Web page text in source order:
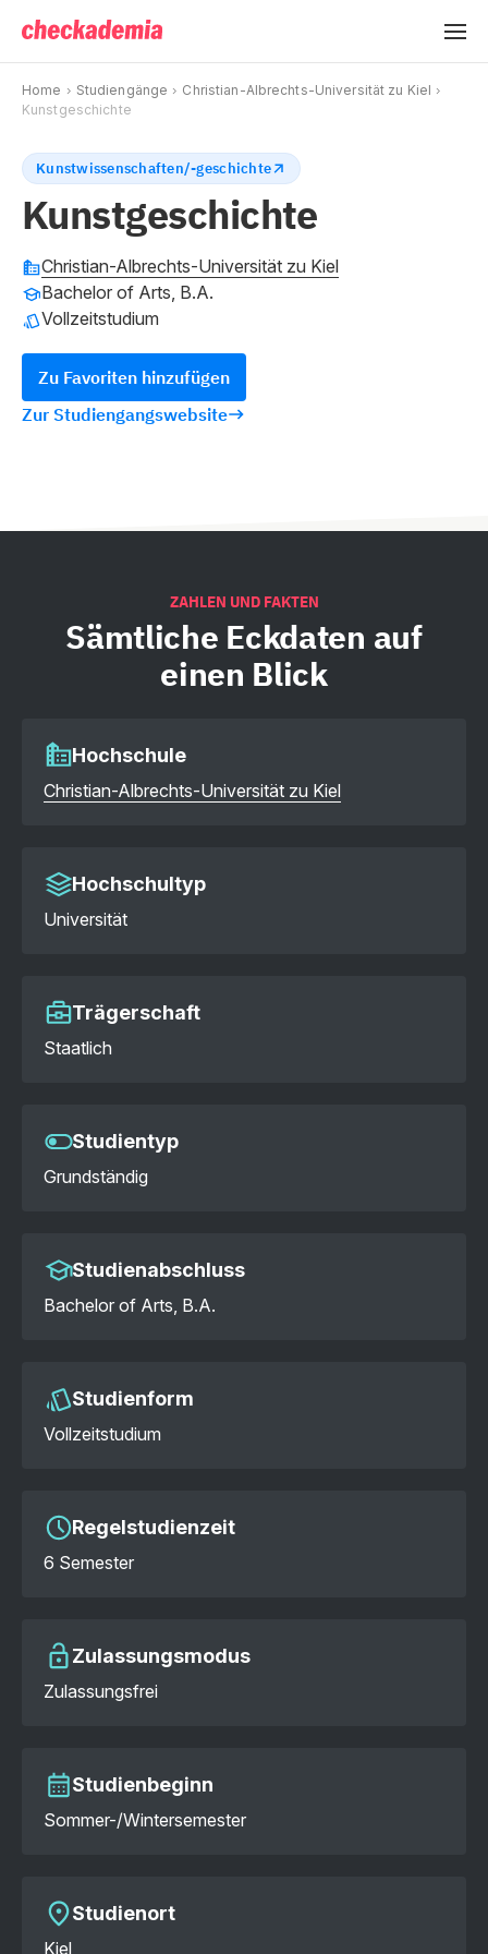
Home Studiengänge
Christian-Albrechts-Universität zu Kiel
Kunstgeschichte
Kunstwissenschaften/-geschichte
Kunstgeschichte
Christian-Albrechts-Universität zu Kiel
Bachelor of Arts, B.A.
Vollzeitstudium
Zu Favoriten hinzufügen
Zur Studiengangswebsite
ZAHLEN UND FAKTEN
Sämtliche Eckdaten auf
einen Blick
Hochschule
Christian-Albrechts-Universität zu Kiel
Hochschultyp
Universität
Trägerschaft
Staatlich
Studientyp
Grundständig
Studienabschluss
Bachelor of Arts, B.A.
Studienform
Vollzeitstudium
Regelstudienzeit
6 Semester
Zulassungsmodus
Zulassungsfrei
Studienbeginn
Sommer-/Wintersemester
Studienort
Kiel